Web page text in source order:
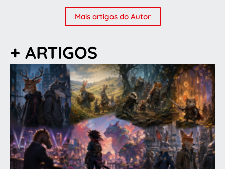
Mais artigos do Autor
+ ARTIGOS